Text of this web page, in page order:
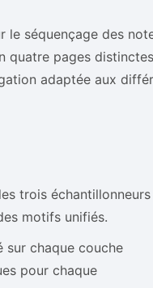
le séquençage des
quatre pages
adaptée aux
trois échantillonneurs
motifs unifiés.
sur chaque couche
pour chaque